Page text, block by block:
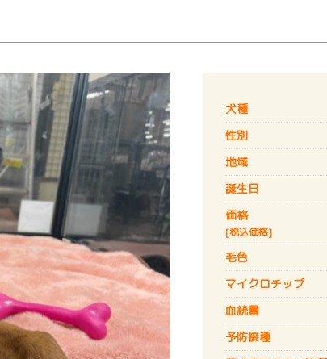
犬種
性別
地域
誕生日
価格
[税込価格]
毛色
マイクロチップ
血統書
予防接種